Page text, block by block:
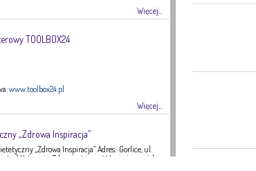
Więcej...
TOOLBOX24
www.toolbox24.pl
Więcej...
„Zdrowa Inspiracja”
„Zdrowa Inspiracja” Adres: Gorlice, ul.
Kategoria: Zdrowie, żywność Imię i nazwisko: